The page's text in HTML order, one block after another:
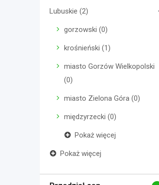
Lubuskie (2)
gorzowski (0)
krośnieński (1)
miasto Gorzów Wielkopolski
(0)
miasto Zielona Góra (0)
międzyrzecki (0)
Pokaż więcej
Pokaż więcej